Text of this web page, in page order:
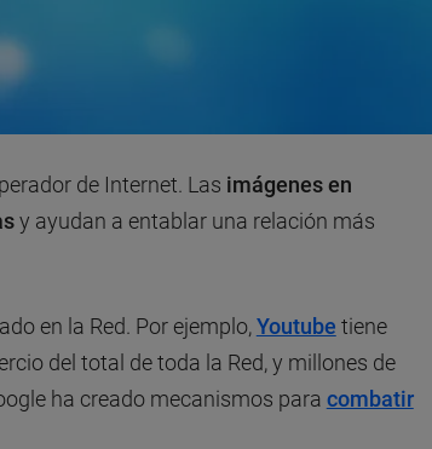
de Internet. Las imágenes en
y ayudan a entablar una relación más
en la Red. Por ejemplo,Youtube tiene
del total de toda la Red, y millones de
ha creado mecanismos para combatir